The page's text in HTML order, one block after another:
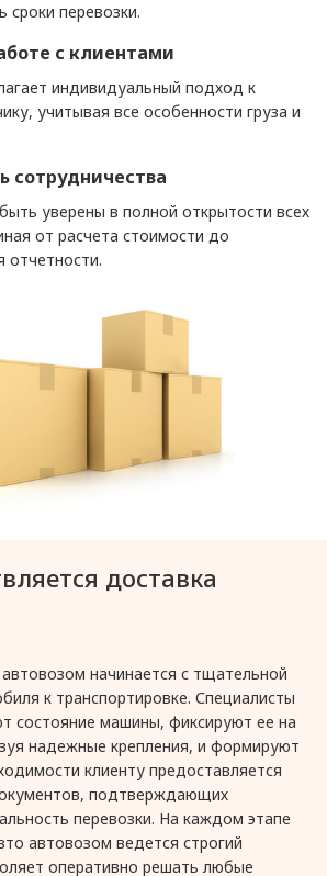
сроки перевозки.
с клиентами
индивидуальный подход к
учитывая все особенности груза и
сотрудничества
уверены в полной открытости всех
от расчета стоимости до
отчетности.
доставка
начинается с тщательной
к транспортировке. Специалисты
состояние машины, фиксируют ее на
надежные крепления, и формируют
клиенту предоставляется
подтверждающих
перевозки. На каждом этапе
автовозом ведется строгий
оперативно решать любые